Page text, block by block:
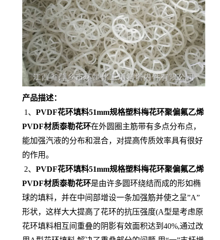
产品描述：
1、 PVDF花环填料51mm规格塑料梅花环聚偏氟乙烯
PVDF材质泰勒花环在外圆圈主筋带有多点分布点，
能加强汽液的分布和混合，对提高传质效率具有很好
的作用。
2、 PVDF花环填料51mm规格塑料梅花环聚偏氟乙烯
PVDF材质泰勒花环是由许多圆环绕结而成的形如椭
球的填料，并在中间部增设一条加强筋并使之呈”A”
形状，这样大大提高了花环的抗压强度(A型是考虑原
花环填料相互间重叠的阴影有效面积达到40%,通过改